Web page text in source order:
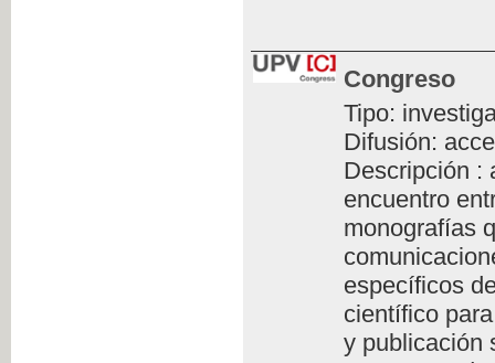
Congreso
Tipo:
Difusión:
Descripción :
encuentro
monografías
específicos
científico
y publicación